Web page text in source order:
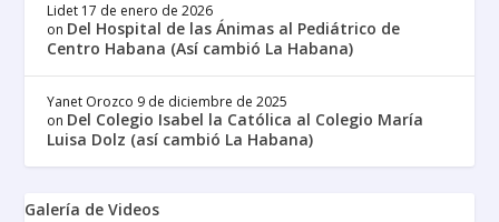
Lidet 17 de enero de 2026
on Del Hospital de las Ánimas al Pediátrico de
Centro Habana (Así cambió La Habana)
Yanet Orozco 9 de diciembre de 2025
on Del Colegio Isabel la Católica al Colegio María
Luisa Dolz (así cambió La Habana)
Galería de Videos